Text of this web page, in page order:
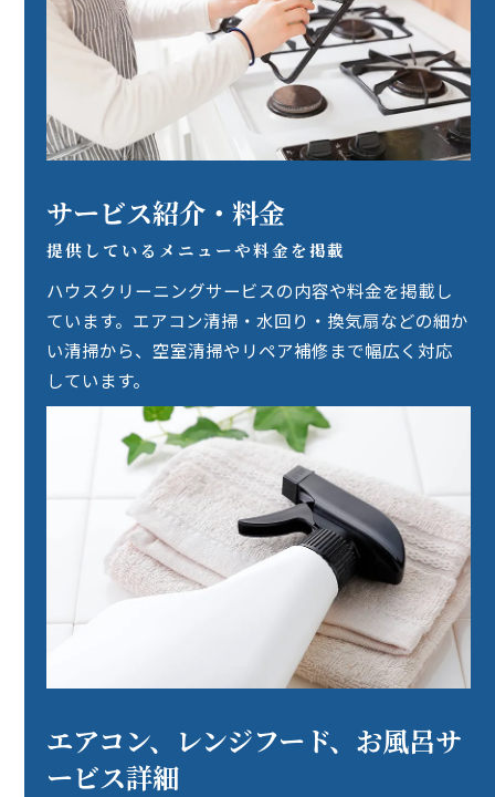
サービス紹介・料金
提供しているメニューや料金を掲載
ハウスクリーニングサービスの内容や料金を掲載し
ています。エアコン清掃・水回り・換気扇などの細か
い清掃から、空室清掃やリペア補修まで幅広く対応
しています。
エアコン、レンジフード、お風呂サ
ービス詳細